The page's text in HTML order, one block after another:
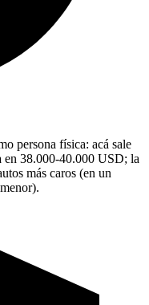
persona física: acá sale
en 38.000-40.000 USD; la
más caros (en un